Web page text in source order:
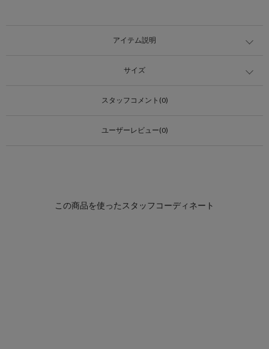
アイテム説明
サイズ
スタッフコメント(0)
ユーザーレビュー(0)